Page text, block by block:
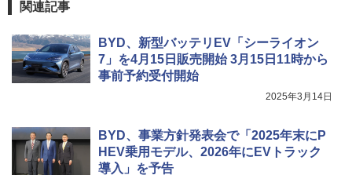
関連記事
BYD、新型バッテリEV「シーライオン
7」を4月15日販売開始 3月15日11時から
事前予約受付開始
2025年3月14日
BYD、事業方針発表会で「2025年末にP
HEV乗用モデル、2026年にEVトラック
導入」を予告